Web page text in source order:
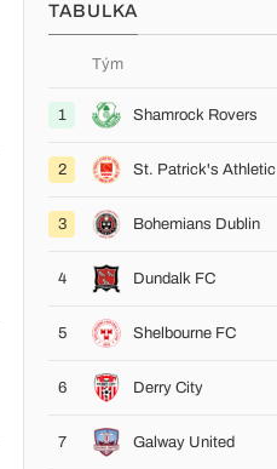
TABULKA
Tým
1 Shamrock Rovers
2 St. Patrick's Athletic
3 Bohemians Dublin
4 Dundalk FC
5 Shelbourne FC
6 Derry City
7 Galway United